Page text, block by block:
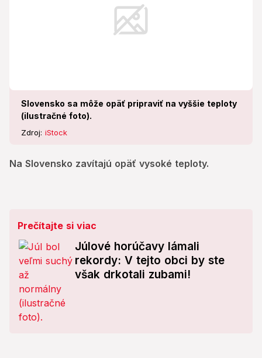
Slovensko sa môže opäť pripraviť na vyššie teploty
(ilustračné foto).
Zdroj: iStock
Na Slovensko zavítajú opäť vysoké teploty.
Prečítajte si viac
Júlové horúčavy lámali
rekordy: V tejto obci by ste
však drkotali zubami!